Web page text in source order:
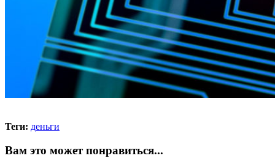
Теги: деньги
Вам это может понравиться...